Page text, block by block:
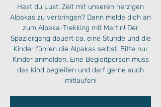
Hast du Lust, Zeit mit unseren herzigen
Alpakas zu verbringen? Dann melde dich an
zum Alpaka-Trekking mit Martin! Der
Spaziergang dauert ca. eine Stunde und die
Kinder führen die Alpakas selbst. Bitte nur
Kinder anmelden. Eine Begleitperson muss
das Kind begleiten und darf gerne auch
mitlaufen!